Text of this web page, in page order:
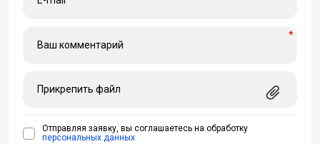
*
Прикрепить файл
Отправляя заявку, вы соглашаетесь на обработку
персональных данных